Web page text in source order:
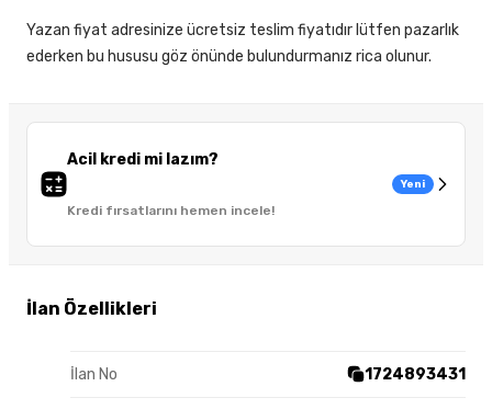
Acil kredi mi lazım?
Kredi fırsatlarını hemen incele!
Yeni
İlan Özellikleri
İlan No 1724893431
Yazan fiyat adresinize ücretsiz teslim fiyatıdır lütfen pazarlık
ederken bu hususu göz önünde bulundurmanız rica olunur.